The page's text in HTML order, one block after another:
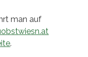
man auf
.